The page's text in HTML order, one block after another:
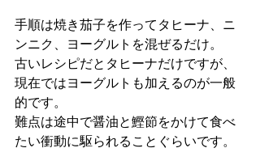
手順は焼き茄子を作ってタヒーナ、ニ
ンニク、ヨーグルトを混ぜるだけ。
古いレシピだとタヒーナだけですが、
現在ではヨーグルトも加えるのが一般
的です。
難点は途中で醤油と鰹節をかけて食べ
たい衝動に駆られることぐらいです。